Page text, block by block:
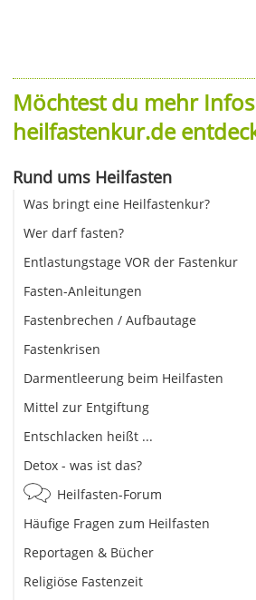
Möchtest du mehr
heilfastenkur.de
Rund ums Heilfasten
Was bringt eine Heilfastenkur?
Wer darf fasten?
Entlastungstage VOR der Fastenkur
Fasten-Anleitungen
Fastenbrechen / Aufbautage
Fastenkrisen
Darmentleerung beim Heilfasten
Mittel zur Entgiftung
Entschlacken heißt ...
Detox - was ist das?
Heilfasten-Forum
Häufige Fragen zum Heilfasten
Reportagen & Bücher
Religiöse Fastenzeit